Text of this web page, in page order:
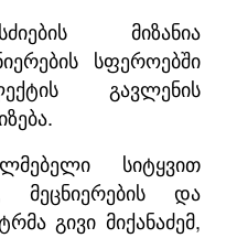
მიზანია
სფეროებში
გავლენის
სიტყვით
მეცნიერების და
გივი მიქანაძემ,